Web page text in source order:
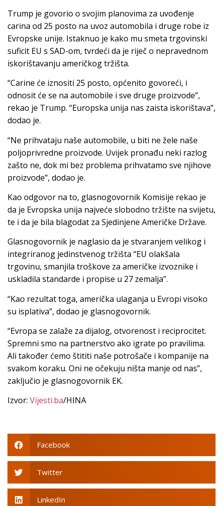
Trump je govorio o svojim planovima za uvođenje
carina od 25 posto na uvoz automobila i druge robe iz
Evropske unije. Istaknuo je kako mu smeta trgovinski
suficit EU s SAD-om, tvrdeći da je riječ o nepravednom
iskorištavanju američkog tržišta.
“Carine će iznositi 25 posto, općenito govoreći, i
odnosit će se na automobile i sve druge proizvode”,
rekao je Trump. “Europska unija nas zaista iskorištava”,
dodao je.
“Ne prihvataju naše automobile, u biti ne žele naše
poljoprivredne proizvode. Uvijek pronađu neki razlog
zašto ne, dok mi bez problema prihvatamo sve njihove
proizvode”, dodao je.
Kao odgovor na to, glasnogovornik Komisije rekao je
da je Evropska unija najveće slobodno tržište na svijetu,
te i da je bila blagodat za Sjedinjene Američke Države.
Glasnogovornik je naglasio da je stvaranjem velikog i
integriranog jedinstvenog tržišta “EU olakšala
trgovinu, smanjila troškove za američke izvoznike i
uskladila standarde i propise u 27 zemalja”.
“Kao rezultat toga, američka ulaganja u Evropi visoko
su isplativa”, dodao je glasnogovornik.
“Evropa se zalaže za dijalog, otvorenost i reciprocitet.
Spremni smo na partnerstvo ako igrate po pravilima.
Ali također ćemo štititi naše potrošače i kompanije na
svakom koraku. Oni ne očekuju ništa manje od nas”,
zaključio je glasnogovornik EK.
Izvor: Vijesti.ba/HINA
Facebook
Twitter
LinkedIn